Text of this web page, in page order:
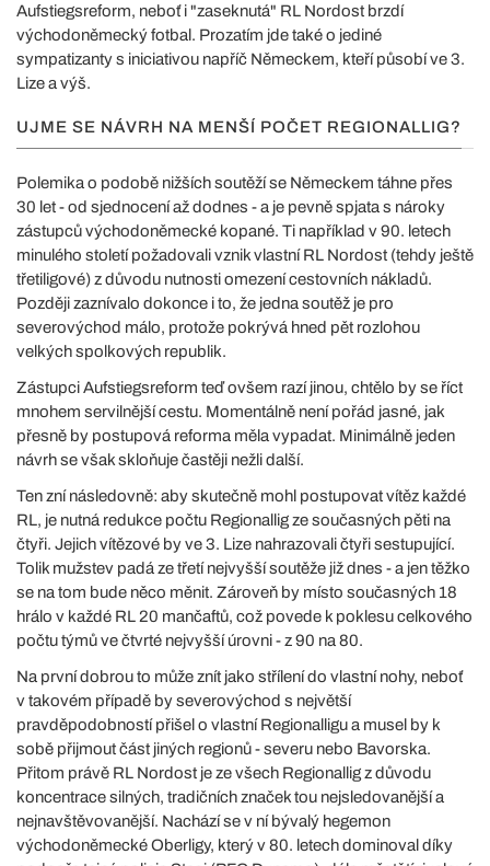
Aufstiegsreform, neboť i "zaseknutá" RL Nordost brzdí
východoněmecký fotbal. Prozatím jde také o jediné
sympatizanty s iniciativou napříč Německem, kteří působí ve 3.
Lize a výš.
UJME SE NÁVRH NA MENŠÍ POČET REGIONALLIG?
Polemika o podobě nižších soutěží se Německem táhne přes
30 let - od sjednocení až dodnes - a je pevně spjata s nároky
zástupců východoněmecké kopané. Ti například v 90. letech
minulého století požadovali vznik vlastní RL Nordost (tehdy ještě
třetiligové) z důvodu nutnosti omezení cestovních nákladů.
Později zaznívalo dokonce i to, že jedna soutěž je pro
severovýchod málo, protože pokrývá hned pět rozlohou
velkých spolkových republik.
Zástupci Aufstiegsreform teď ovšem razí jinou, chtělo by se říct
mnohem servilnější cestu. Momentálně není pořád jasné, jak
přesně by postupová reforma měla vypadat. Minimálně jeden
návrh se však skloňuje častěji nežli další.
Ten zní následovně: aby skutečně mohl postupovat vítěz každé
RL, je nutná redukce počtu Regionallig ze současných pěti na
čtyři. Jejich vítězové by ve 3. Lize nahrazovali čtyři sestupující.
Tolik mužstev padá ze třetí nejvyšší soutěže již dnes - a jen těžko
se na tom bude něco měnit. Zároveň by místo současných 18
hrálo v každé RL 20 mančaftů, což povede k poklesu celkového
počtu týmů ve čtvrté nejvyšší úrovni - z 90 na 80.
Na první dobrou to může znít jako střílení do vlastní nohy, neboť
v takovém případě by severovýchod s největší
pravděpodobností přišel o vlastní Regionalligu a musel by k
sobě přijmout část jiných regionů - severu nebo Bavorska.
Přitom právě RL Nordost je ze všech Regionallig z důvodu
koncentrace silných, tradičních značek tou nejsledovanější a
nejnavštěvovanější. Nachází se v ní bývalý hegemon
východoněmecké Oberligy, který v 80. letech dominoval díky